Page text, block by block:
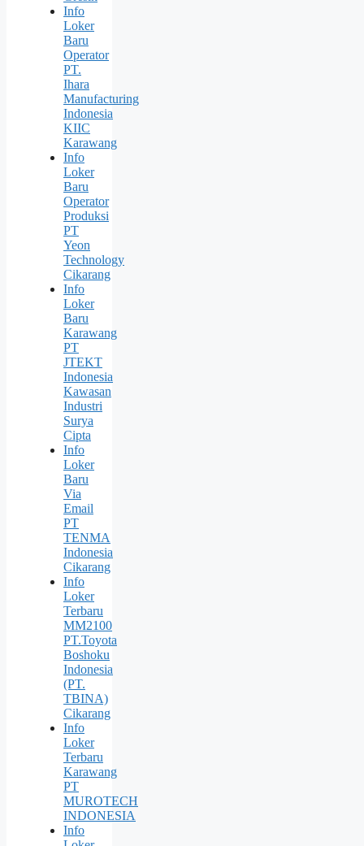
Info
Loker
Baru
Operator
PT.
Ihara
Manufacturing
Indonesia
KIIC
Karawang
Info
Loker
Baru
Operator
Produksi
PT
Yeon
Technology
Cikarang
Info
Loker
Baru
Karawang
PT
JTEKT
Indonesia
Kawasan
Industri
Surya
Cipta
Info
Loker
Baru
Via
Email
PT
TENMA
Indonesia
Cikarang
Info
Loker
Terbaru
MM2100
PT.Toyota
Boshoku
Indonesia
(PT.
TBINA)
Cikarang
Info
Loker
Terbaru
Karawang
PT
MUROTECH
INDONESIA
Info